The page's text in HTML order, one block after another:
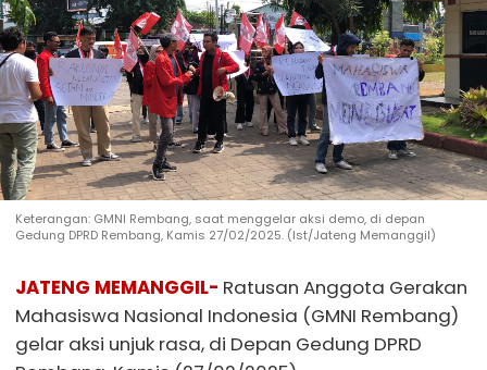
Keterangan: GMNI Rembang, saat menggelar aksi demo, di depan
Gedung DPRD Rembang, Kamis 27/02/2025. (Ist/Jateng Memanggil)
JATENG MEMANGGIL- Ratusan Anggota Gerakan
Mahasiswa Nasional Indonesia (GMNI Rembang)
gelar aksi unjuk rasa, di Depan Gedung DPRD